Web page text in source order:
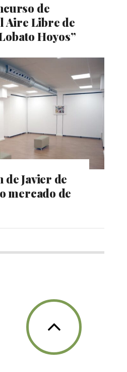
de
Aire Libre de
Hoyos”
de Javier de
mercado de